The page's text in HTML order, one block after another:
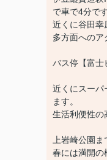
で車で4分です
近くに谷田幸
多方面へのア
バス停【富士
近くにスーパ
ます。
生活利便性の
上岩崎公園ま
春には満開の